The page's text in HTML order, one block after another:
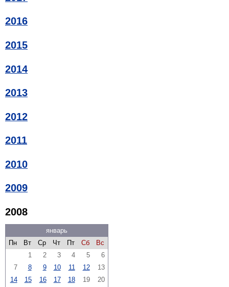
2016
2015
2014
2013
2012
2011
2010
2009
2008
январь
Пн
Вт Ср Чт Пт Сб
Вс
1
2 3 4 5
6
7
8 9 10 11 12
13
14
15 16 17 18 19
20